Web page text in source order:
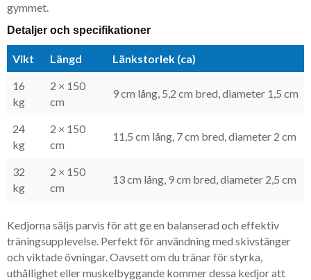
gymmet.
Detaljer och specifikationer
Vikt Längd Länkstorlek (ca)
16
kg
2 × 150
cm
9 cm lång, 5,2 cm bred, diameter 1,5 cm
24
kg
2 × 150
cm
11,5 cm lång, 7 cm bred, diameter 2 cm
32
kg
2 × 150
cm
13 cm lång, 9 cm bred, diameter 2,5 cm
Kedjorna säljs parvis för att ge en balanserad och effektiv
träningsupplevelse. Perfekt för användning med skivstänger
och viktade övningar. Oavsett om du tränar för styrka,
uthållighet eller muskelbyggande kommer dessa kedjor att